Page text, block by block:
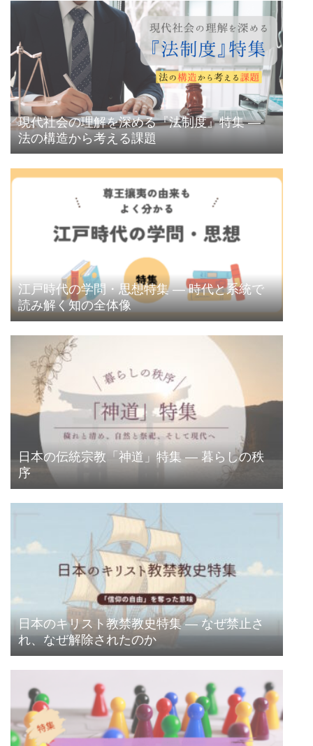
現代社会の理解を深める『法制度』特集 ―
法の構造から考える課題
江戸時代の学問・思想特集 ― 時代と系統で
読み解く知の全体像
日本の伝統宗教「神道」特集 ― 暮らしの秩
序
日本のキリスト教禁教史特集 ― なぜ禁止さ
れ、なぜ解除されたのか